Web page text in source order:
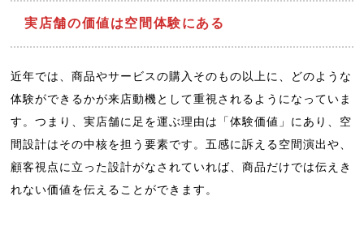
実店舗の価値は空間体験にある
近年では、商品やサービスの購入そのもの以上に、どのような
体験ができるかが来店動機として重視されるようになっていま
す。つまり、実店舗に足を運ぶ理由は「体験価値」にあり、空
間設計はその中核を担う要素です。五感に訴える空間演出や、
顧客視点に立った設計がなされていれば、商品だけでは伝えき
れない価値を伝えることができます。